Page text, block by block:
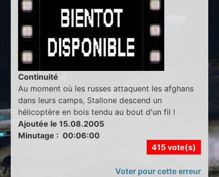
Continuité
Au moment où les russes attaquent les afghans
dans leurs camps, Stallone descend un
hélicoptère en bois tendu au bout d'un fil !
Ajoutée le 15.08.2005
Minutage : 00:06:00
415 vote(s)
Voter pour cette erreur